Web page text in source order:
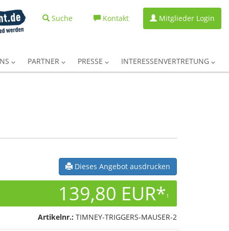
Suche Kontakt Mitglieder Login
PARTNER PRESSE INTERESSENVERTRETUNG
Dieses Angebot ausdrucken
139,80 EUR*1
Artikelnr.: TIMNEY-TRIGGERS-MAUSER-2